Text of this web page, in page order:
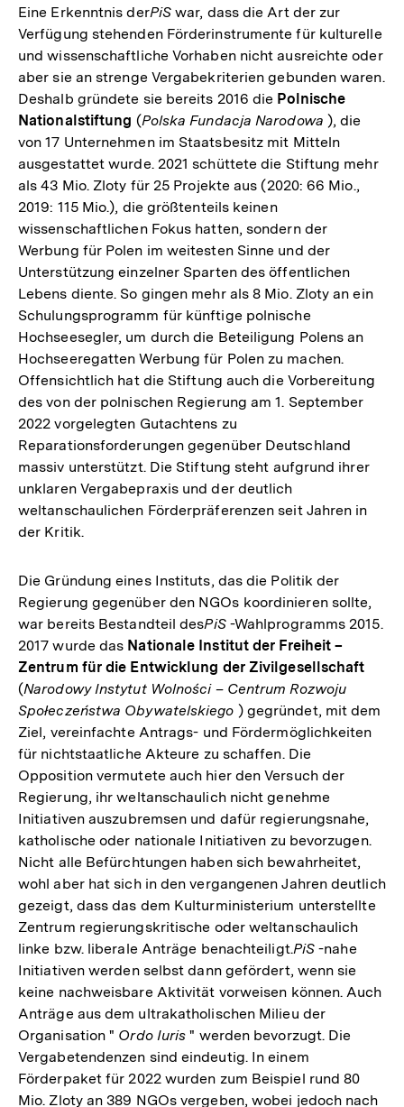
Eine Erkenntnis derPiSwar, dass die Art der zur
Verfügung stehenden Förderinstrumente für kulturelle
und wissenschaftliche Vorhaben nicht ausreichte oder
aber sie an strenge Vergabekriterien gebunden waren.
Deshalb gründete sie bereits 2016 die Polnische
Nationalstiftung (Polska Fundacja Narodowa ), die
von 17 Unternehmen im Staatsbesitz mit Mitteln
ausgestattet wurde. 2021 schüttete die Stiftung mehr
als 43 Mio. Zloty für 25 Projekte aus (2020: 66 Mio.,
2019: 115 Mio.), die größtenteils keinen
wissenschaftlichen Fokus hatten, sondern der
Werbung für Polen im weitesten Sinne und der
Unterstützung einzelner Sparten des öffentlichen
Lebens diente. So gingen mehr als 8 Mio. Zloty an ein
Schulungsprogramm für künftige polnische
Hochseesegler, um durch die Beteiligung Polens an
Hochseeregatten Werbung für Polen zu machen.
Offensichtlich hat die Stiftung auch die Vorbereitung
des von der polnischen Regierung am 1. September
2022 vorgelegten Gutachtens zu
Reparationsforderungen gegenüber Deutschland
massiv unterstützt. Die Stiftung steht aufgrund ihrer
unklaren Vergabepraxis und der deutlich
weltanschaulichen Förderpräferenzen seit Jahren in
der Kritik.
Die Gründung eines Instituts, das die Politik der
Regierung gegenüber den NGOs koordinieren sollte,
war bereits Bestandteil desPiS -Wahlprogramms 2015.
2017 wurde das Nationale Institut der Freiheit –
Zentrum für die Entwicklung der Zivilgesellschaft
(Narodowy Instytut Wolności – Centrum Rozwoju
Społeczeństwa Obywatelskiego ) gegründet, mit dem
Ziel, vereinfachte Antrags- und Fördermöglichkeiten
für nichtstaatliche Akteure zu schaffen. Die
Opposition vermutete auch hier den Versuch der
Regierung, ihr weltanschaulich nicht genehme
Initiativen auszubremsen und dafür regierungsnahe,
katholische oder nationale Initiativen zu bevorzugen.
Nicht alle Befürchtungen haben sich bewahrheitet,
wohl aber hat sich in den vergangenen Jahren deutlich
gezeigt, dass das dem Kulturministerium unterstellte
Zentrum regierungskritische oder weltanschaulich
linke bzw. liberale Anträge benachteiligt.PiS-nahe
Initiativen werden selbst dann gefördert, wenn sie
keine nachweisbare Aktivität vorweisen können. Auch
Anträge aus dem ultrakatholischen Milieu der
Organisation " Ordo Iuris" werden bevorzugt. Die
Vergabetendenzen sind eindeutig. In einem
Förderpaket für 2022 wurden zum Beispiel rund 80
Mio. Zloty an 389 NGOs vergeben, wobei jedoch nach